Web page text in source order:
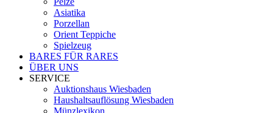
Asiatika
Porzellan
Orient Teppiche
Spielzeug
BARES FÜR RARES
ÜBER UNS
SERVICE
Auktionshaus Wiesbaden
Haushaltsauflösung Wiesbaden